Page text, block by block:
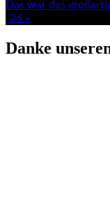
Das war das
´26 »
Danke